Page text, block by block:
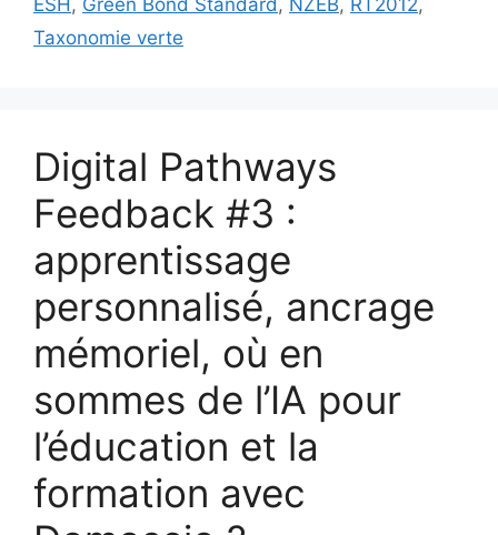
Taxonomie verte
Digital Pathways
Feedback #3 :
apprentissage
personnalisé, ancrage
mémoriel, où en
sommes de l’IA pour
l’éducation et la
formation avec